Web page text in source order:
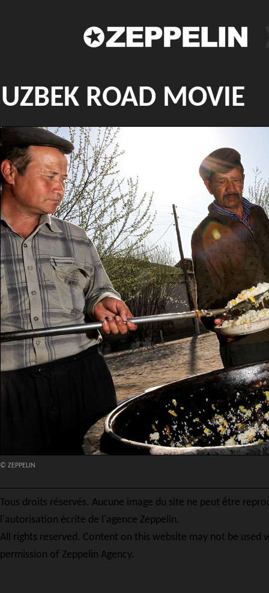
UZBEK ROAD MOVIE
© ZEPPELIN
Tous droits réservés. Aucune image du site ne peut être
l'autorisation écrite de l'agence Zeppelin.
All rights reserved. Content on this website may not be used
permission of Zeppelin Agency.